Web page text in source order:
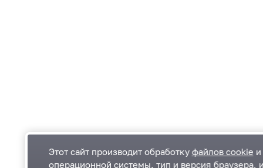
Этот сайт производит обработку файлов cookie
операционной системы, тип и версия браузера,